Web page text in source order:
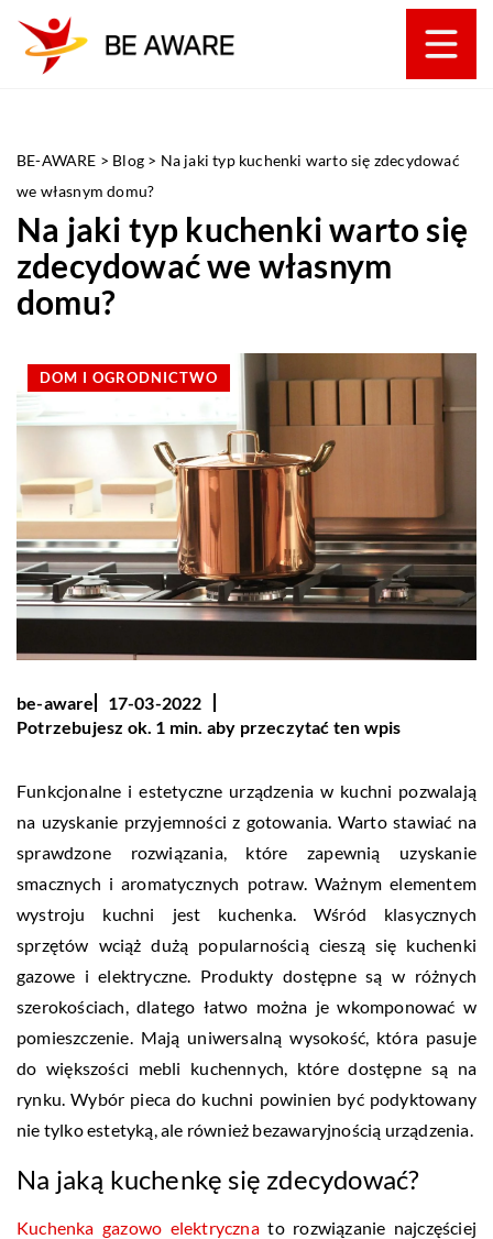
BE-AWARE > Blog > Na jaki typ kuchenki warto się zdecydować
we własnym domu?
Na jaki typ kuchenki warto się
zdecydować we własnym
domu?
DOM I OGRODNICTWO
be-aware
17-03-2022
Potrzebujesz ok. 1 min. aby przeczytać ten wpis
Funkcjonalne i estetyczne urządzenia w kuchni pozwalają
na uzyskanie przyjemności z gotowania. Warto stawiać na
sprawdzone rozwiązania, które zapewnią uzyskanie
smacznych i aromatycznych potraw. Ważnym elementem
wystroju kuchni jest kuchenka. Wśród klasycznych
sprzętów wciąż dużą popularnością cieszą się kuchenki
gazowe i elektryczne. Produkty dostępne są w różnych
szerokościach, dlatego łatwo można je wkomponować w
pomieszczenie. Mają uniwersalną wysokość, która pasuje
do większości mebli kuchennych, które dostępne są na
rynku. Wybór pieca do kuchni powinien być podyktowany
nie tylko estetyką, ale również bezawaryjnością urządzenia.
Na jaką kuchenkę się zdecydować?
Kuchenka gazowo elektrycznato rozwiązanie najczęściej